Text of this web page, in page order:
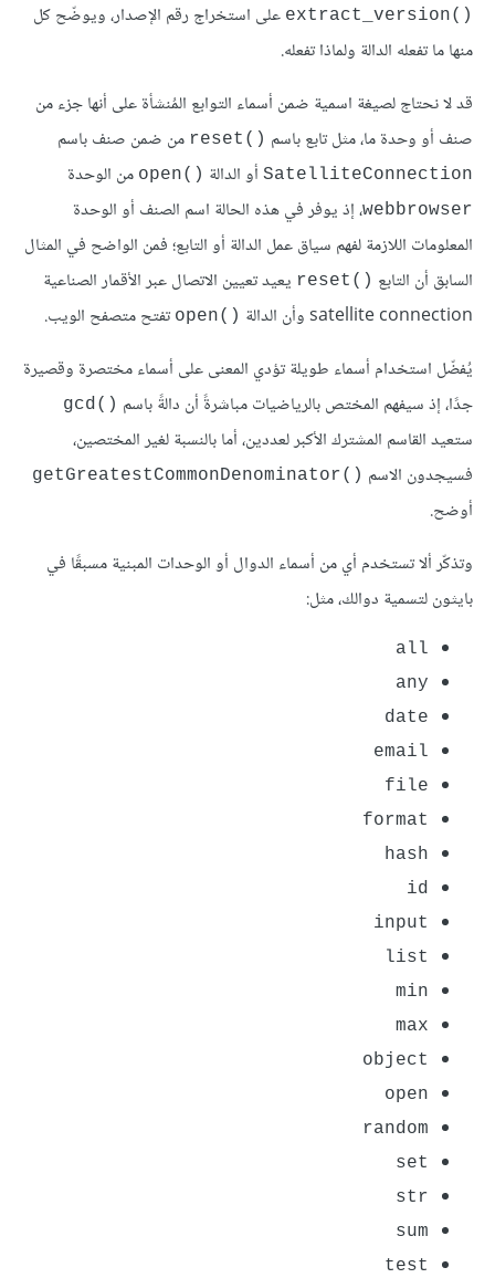
()extract_version
على استخراج رقم الإصدار، ويوضّح كل
منها ما تفعله الدالة ولماذا تفعله.
قد لا نحتاج لصيغة اسمية ضمن أسماء التوابع المُنشأة على أنها جزء من
صنف أو وحدة ما، مثل تابع باسم ()reset من ضمن صنف باسم
SatelliteConnection أو الدالة ()open من الوحدة
webbrowser، إذ يوفر في هذه الحالة اسم الصنف أو الوحدة
المعلومات اللازمة لفهم سياق عمل الدالة أو التابع؛ فمن الواضح في المثال
السابق أن التابع ()reset
يعيد تعيين الاتصال عبر الأقمار الصناعية
satellite connection وأن الدالة
()open
تفتح متصفح الويب.
يُفضّل استخدام أسماء طويلة تؤدي المعنى على أسماء مختصرة وقصيرة
جدًا، إذ سيفهم المختص بالرياضيات مباشرةً أن دالةً باسم ()gcd
ستعيد القاسم المشترك الأكبر لعددين، أما بالنسبة لغير المختصين،
فسيجدون الاسم ()getGreatestCommonDenominator
أوضح.
وتذكّر ألا تستخدم أي من أسماء الدوال أو الوحدات المبنية مسبقًا في
بايثون لتسمية دوالك، مثل:
all
any
date
email
file
format
hash
id
input
list
min
max
object
open
random
set
str
sum
test